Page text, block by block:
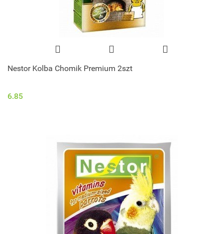
Nestor Kolba Chomik Premium 2szt
6.85